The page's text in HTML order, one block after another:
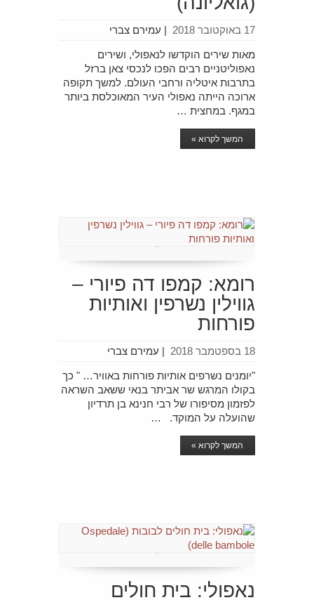
עמירם צברי | 17 באוקטובר 2018
מאות שירים הוקדשו לנאפולי, ושירים
נאפוליטניים רבים הפכו לנכסי צאן ברזל
בתרבות איטליה ורחבי העולם. למשך תקופה
ארוכה הייתה נאפולי העיר המאוכלסת ביותר
במגף. במחצית …
המשך לקרוא »
רומא: קמפו דה פיורי –
גווילין נשרפין ואותיות
פורחות
עמירם צברי | 18 בספטמבר 2018
"יומנים נשרפים אותיות פורחות באוויר… " כך
בקולו המרגש שר אביתר בנאי ששאב השראה
לפזמון מסיפורו של רבי חנינא בן תרדיון
שהועלה על המוקד. …
המשך לקרוא »
נאפולי: בית חולים